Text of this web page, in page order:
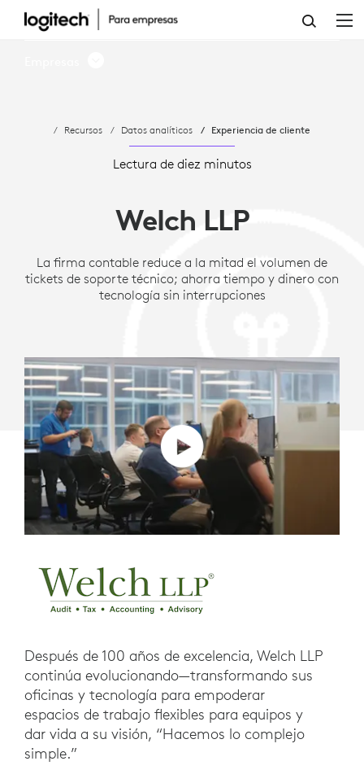
WELCH
UTILIZACIÓN
DATOS
ACCIONABLES
LOGITECH
Recursos Datos analíticos Experiencia de cliente
Lectura de diez minutos
Welch LLP
La firma contable reduce a la mitad el volumen de
tickets de soporte técnico; ahorra tiempo y dinero con
tecnología sin interrupciones
Después de 100 años de excelencia, Welch LLP
continúa evolucionando—transformando sus
oficinas y tecnología para empoderar
espacios de trabajo flexibles para equipos y
dar vida a su visión, “Hacemos lo complejo
simple.”